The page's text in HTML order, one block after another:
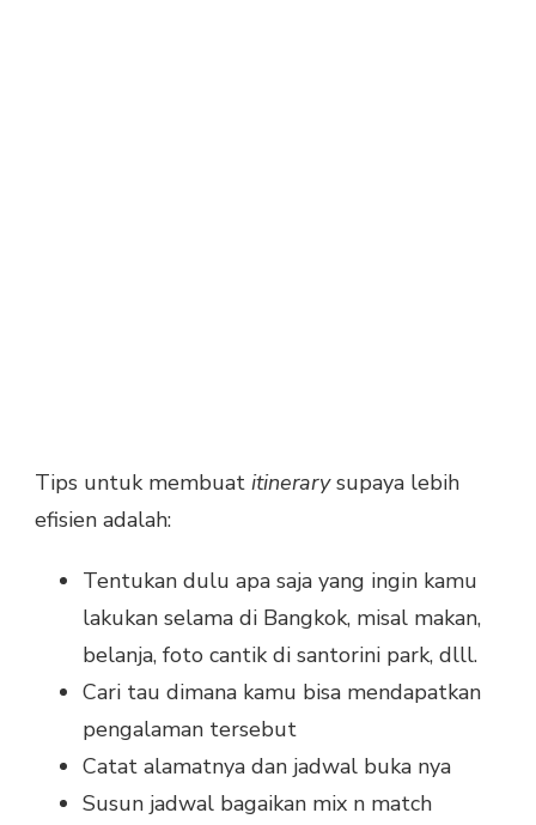
Tips untuk membuat itinerarysupaya lebih
efisien adalah:
Tentukan dulu apa saja yang ingin kamu
lakukan selama di Bangkok, misal makan,
belanja, foto cantik di santorini park, dlll.
Cari tau dimana kamu bisa mendapatkan
pengalaman tersebut
Catat alamatnya dan jadwal buka nya
Susun jadwal bagaikan mix n match